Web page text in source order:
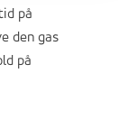
på
den gas
på